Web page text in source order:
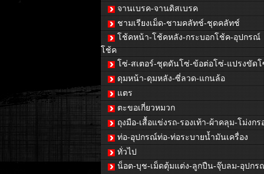
จานเบรค-จานดิสเบรค
ชามเรียงเม็ด-ชามคลัทช์-ชุดคลัทช์
โช้คหน้า-โช้คหลัง-กระบอกโช้ค-อุปกรณ์
โช้ค
โซ่-สเตอร์-ชุดดันโซ่-ข้อต่อโซ่-แปรงขัด
ดุมหน้า-ดุมหลัง-ซี่ลวด-แกนล้อ
แตร
ตะขอเกี่ยวหมวก
ถุงมือ-เสื้อแข่งรถ-รองเท้า-ผ้าคลุม-โม่งกร
ท่อ-อุปกรณ์ท่อ-ท่อระบายน้ำมันเครื่อง
ทั่วไป
น็อต-บุช-เม็ดตุ้มแต่ง-ลูกปืน-จุ๊บลม-อุปกร